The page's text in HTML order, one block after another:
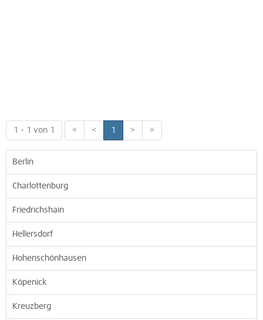
1 - 1 von 1 « < 1 > »
Berlin
Charlottenburg
Friedrichshain
Hellersdorf
Hohenschönhausen
Köpenick
Kreuzberg